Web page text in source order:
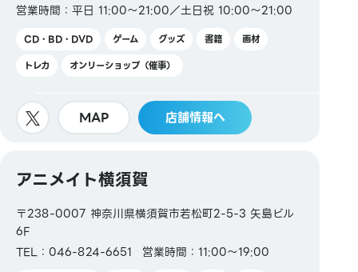
営業時間：平日 11:00～21:00／土日祝 10:00～21:00
CD・BD・DVD ゲーム グッズ 書籍
画材
トレカ
オンリーショップ（催事）
MAP 店舗情報へ
アニメイト横須賀
〒238-0007 神奈川県横須賀市若松町2-5-3 矢島ビル
6F
TEL：046-824-6651
営業時間：11:00～19:00